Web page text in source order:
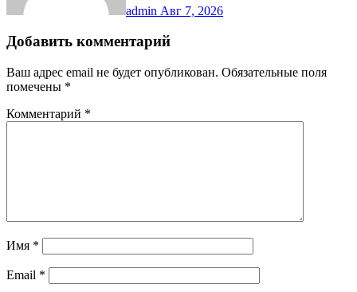
admin Авг 7, 2026
Добавить комментарий
Ваш адрес email не будет опубликован. Обязательные поля
помечены *
Комментарий *
Имя *
Email *